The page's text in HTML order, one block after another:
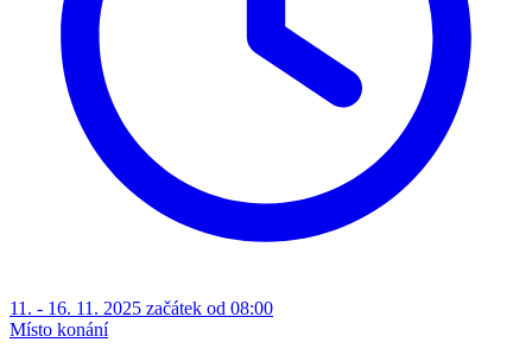
11. - 16. 11. 2025 začátek od 08:00
Místo konání